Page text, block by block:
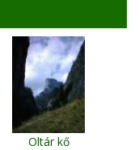
Oltár kő